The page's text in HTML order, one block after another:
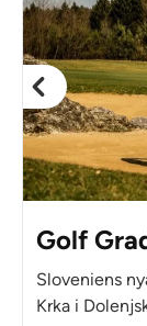
Golf
Sloveniens
Krka i